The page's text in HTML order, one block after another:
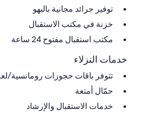
توفير جرائد مجانية بالبهو
خزنة في مكتب الاستقبال
مكتب استقبال مفتوح 24 ساعة
خدمات النزلاء
تتوفر باقات حجوزات رومانسية/
حمّال أمتعة
خدمات الاستقبال والإرشاد